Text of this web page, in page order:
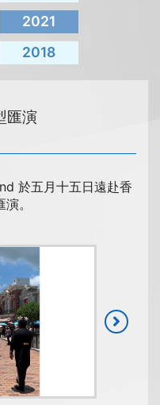
2021
2018
匯演
於五月十五日遠赴香
。